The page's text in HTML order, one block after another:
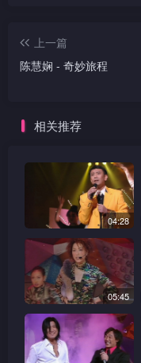
上一篇
陈慧娴 - 奇妙旅程
相关推荐
04:28
05:45